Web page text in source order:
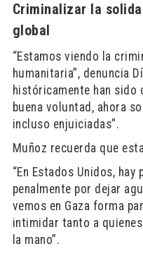
Criminalizar la
global
“Estamos viendo la
humanitaria”, denuncia
históricamente han sido
buena voluntad, ahora
incluso enjuiciadas”.
Muñoz recuerda que
“En Estados Unidos,
penalmente por dejar
vemos en Gaza forma
intimidar tanto a
la mano”.